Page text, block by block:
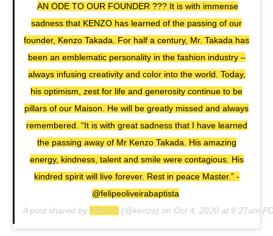
AN ODE TO OUR FOUNDER ??? It is with immense
sadness that KENZO has learned of the passing of our
founder, Kenzo Takada. For half a century, Mr. Takada has
been an emblematic personality in the fashion industry –
always infusing creativity and color into the world. Today,
his optimism, zest for life and generosity continue to be
pillars of our Maison. He will be greatly missed and always
remembered. “It is with great sadness that I have learned
the passing away of Mr Kenzo Takada. His amazing
energy, kindness, talent and smile were contagious. His
kindred spirit will live forever. Rest in peace Master.” -
@felipeoliveirabaptista
A post shared by KENZO (@kenzo) on Oct 4, 2020 at 9:27am